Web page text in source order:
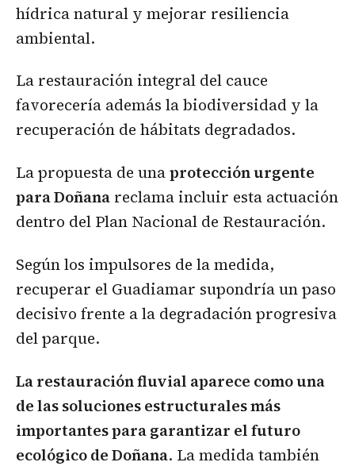
hídrica natural y mejorar resiliencia
ambiental.
La restauración integral del cauce
favorecería además la biodiversidad y la
recuperación de hábitats degradados.
La propuesta de unaprotección urgente
para Doñana reclama incluir esta actuación
dentro del Plan Nacional de Restauración.
Según los impulsores de la medida,
recuperar el Guadiamar supondría un paso
decisivo frente a la degradación progresiva
del parque.
La restauración fluvial aparece como una
de las soluciones estructurales más
importantes para garantizar el futuro
ecológico de Doñana. La medida también